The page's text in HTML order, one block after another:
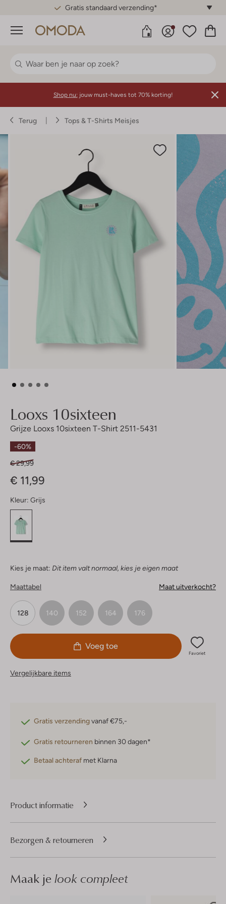
Gratis standaard verzending*
Menu
Shop nu: jouw must-haves tot 70% korting!
Terug Tops & T-Shirts Meisjes
Looxs 10sixteen
Grijze Looxs 10sixteen T-Shirt 2511-5431
-60%
€ 29,99
€ 11,99
Kleur: Grijs
Kies je maat: Dit item valt normaal, kies je eigen maat
Maattabel Maat uitverkocht?
128 140 152 164 176
Voeg toe
Favoriet
Vergelijkbare items
Gratis verzendingvanaf €75,-
Gratis retourneren binnen 30 dagen*
Betaal achteraf met Klarna
Product informatie
Bezorgen & retourneren
Maak je look compleet